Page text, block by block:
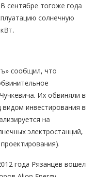
сентябре тогоже года
солнечную
сообщил, что
Их обвиняли в
инвестирования в
на
электростанций,
года Рязанцев вошел